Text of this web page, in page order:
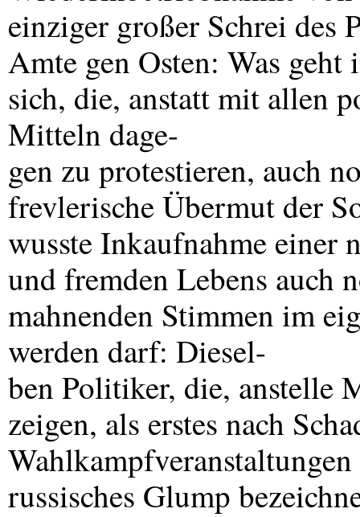
einziger großer Schrei des
Amte gen Osten: Was
sich, die, anstatt mit allen
Mitteln dage-
gen zu protestieren, auch
frevlerische Übermut der
wusste Inkaufnahme einer
und fremden Lebens auch
mahnenden Stimmen im
werden darf: Diesel-
ben Politiker, die, anstelle
zeigen, als erstes nach
russisches Glump